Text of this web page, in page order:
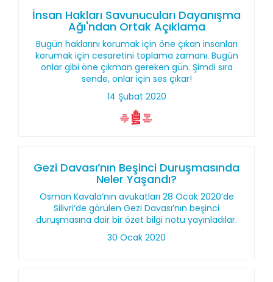
İnsan Hakları Savunucuları Dayanışma
Ağı'ndan Ortak Açıklama
Bugün haklarını korumak için öne çıkan insanları
korumak için cesaretini toplama zamanı. Bugün
onlar gibi öne çıkman gereken gün. Şimdi sıra
sende, onlar için ses çıkar!
14 Şubat 2020
Gezi Davası’nın Beşinci Duruşmasında
Neler Yaşandı?
Osman Kavala’nın avukatları 28 Ocak 2020’de
Silivri’de görülen Gezi Davası’nın beşinci
duruşmasına dair bir özet bilgi notu yayınladılar.
30 Ocak 2020